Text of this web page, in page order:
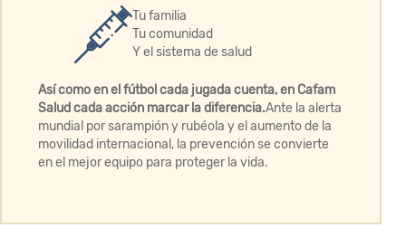
Tu familia
Tu comunidad
Y el sistema de salud
Así como en el fútbol cada jugada cuenta, en Cafam
Salud cada acción marcar la diferencia.​ Ante la alerta
mundial por sarampión y rubéola y el aumento de la
movilidad internacional, la prevención se convierte
en el mejor equipo para proteger la vida.